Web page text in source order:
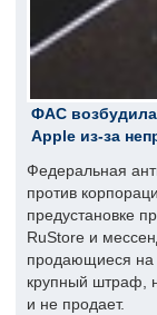
ФАС
Apple из-за
Федеральная
против
предустановке
RuStore и
продающиеся на
крупный штраф,
и не продает.